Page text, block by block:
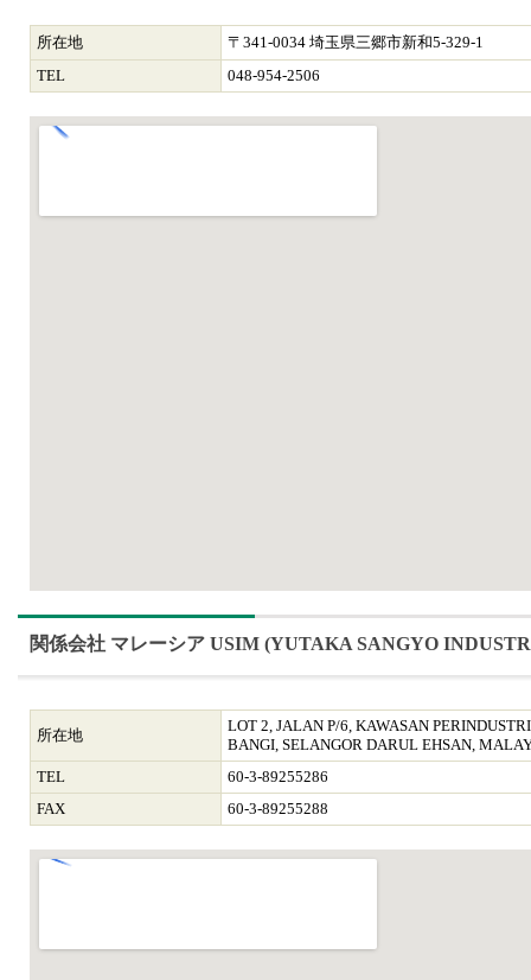
所在地
〒341-0034 埼玉県三郷市新和5-329-1
TEL
048-954-2506
関係会社 マレーシア USIM (YUTAKA SANGYO
所在地
LOT 2, JALAN P/6, KAWASAN
BANGI, SELANGOR DARUL EHSAN,
TEL
60-3-89255286
FAX
60-3-89255288